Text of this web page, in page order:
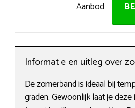
Aanbod
Informatie en uitleg over
De zomerband is ideaal bij
graden. Gewoonlijk laat je